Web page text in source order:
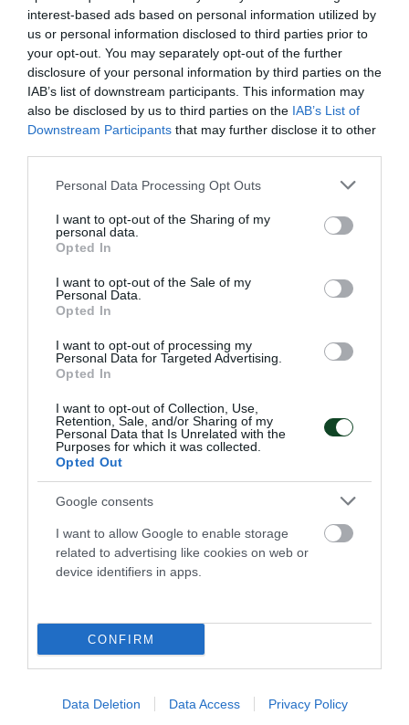
interest-based ads based on personal information utilized by
us or personal information disclosed to third parties prior to
your opt-out. You may separately opt-out of the further
disclosure of your personal information by third parties on the
IAB’s list of downstream participants. This information may
also be disclosed by us to third parties on the IAB’s List of
Downstream Participants that may further disclose it to other
Please note that this website/app uses one or more Google
not limited to your visit or usage behaviour. You may click to
grant or deny consent to Google and its third-party tags to
use your data for below specified purposes in below Google
consent section.
Personal Data Processing Opt Outs
I want to opt-out of the Sharing of my
personal data.
Opted In
I want to opt-out of the Sale of my
Personal Data.
Opted In
I want to opt-out of processing my
Personal Data for Targeted Advertising.
Opted In
I want to opt-out of Collection, Use,
Retention, Sale, and/or Sharing of my
Personal Data that Is Unrelated with the
Purposes for which it was collected.
Opted Out
Google consents
I want to allow Google to enable storage
related to advertising like cookies on web or
device identifiers in apps.
CONFIRM
Data Deletion Data Access Privacy Policy
Στον Παναθηναϊκό η Peace Efih
Ο Παναθηναϊκός Αθλητικός Όμιλος ανακοινώνει την
έναρξη της συνεργασίας του με την Peace Efih για το
τμήμα ποδοσφαίρου γυναικών.
06.08.2026 ΠΟΔΟΣΦΑΙΡΟ ΓΥΝΑΙΚΩΝ
Φινάλε με θετική παρουσία
Με δύο συμμετοχές ολοκλήρωσαν οι αθλητές του
Παναθηναϊκού την παρουσία τους στο Ευρωπαϊκό
πρωτάθλημα σκοποβολής κάτω των 23 ετών στο Βρότσλαβ.
06.08.2026 ΑΚΑΔΗΜΙΑ ΣΚΟΠΟΒΟΛΗΣ